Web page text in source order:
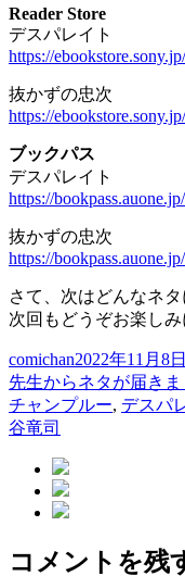
Reader Store
デスパレイト
https://
抜かずの忠次
https://
ブックパス
デスパレイト
https://
抜かずの忠次
https://
さて、次はどんなネ
次回もどうぞお楽しみ
投
稿
者
comichan投
稿
日:
2022年11月8日
先生からネタが届きま
チャンプルー, デスパ
谷竜司
コメントを残